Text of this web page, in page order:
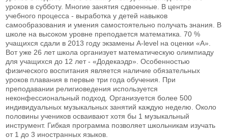
уроков в субботу. Многие занятия сдвоенные. В центре
учебного процесса - выработка у детей навыков
самообразования и умения самостоятельно получать знания. В
школе на высоком уровне преподается математика. 70 %
учащихся сдали в 2013 году экзамены A-level на оценки «А».
Вот уже 26 лет школа организует математическую олимпиаду
для учащихся до 12 лет - «Додекаэдр». Особенностью
физического воспитания является наличие обязательных
уроков плавания в первые три года обучения. При
преподавании религиоведения используется
неконфессиональный подход. Организуется более 500
индивидуальных музыкальных занятий каждую неделю. Около
половины учеников осваивают хотя бы 1 музыкальный
инструмент. Гибкая программа позволяет школьникам изучать
от 1 до 3 иностранных языков.